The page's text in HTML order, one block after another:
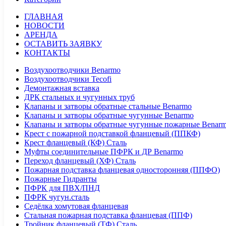
ГЛАВНАЯ
НОВОСТИ
АРЕНДА
ОСТАВИТЬ ЗАЯВКУ
КОНТАКТЫ
Воздухоотводчики Benarmo
Воздухоотводчики Tecofi
Демонтажная вставка
ДРК стальных и чугунных труб
Клапаны и затворы обратные стальные Benarmo
Клапаны и затворы обратные чугунные Benarmo
Клапаны и затворы обратные чугунные пожарные
Крест с пожарной подставкой фланцевый (ППКФ)
Крест фланцевый (КФ) Сталь
Муфты соединительные ПФРК и ДР Benarmo
Переход фланцевый (ХФ) Сталь
Пожарная подставка фланцевая односторонняя (ППФО)
Пожарные Гидранты
ПФРК для ПВХ/ПНД
ПФРК чугун.сталь
Седёлка хомутовая фланцевая
Стальная пожарная подставка фланцевая (ППФ)
Тройник фланцевый (ТФ) Сталь